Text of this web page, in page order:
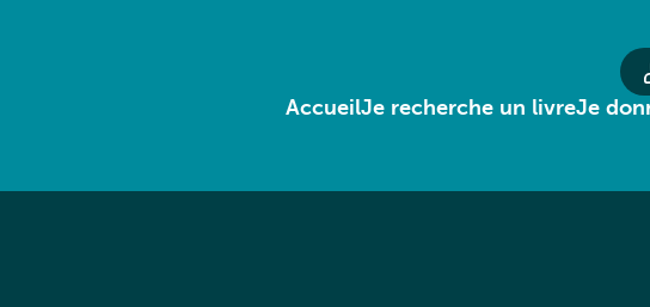
AccueilJe recherche un livreJe